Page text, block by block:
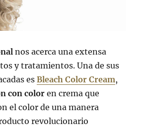
nos acerca una extensa
y tratamientos. Una de sus
esBleach Color Cream,
con coloren crema que
el color de una manera
revolucionario